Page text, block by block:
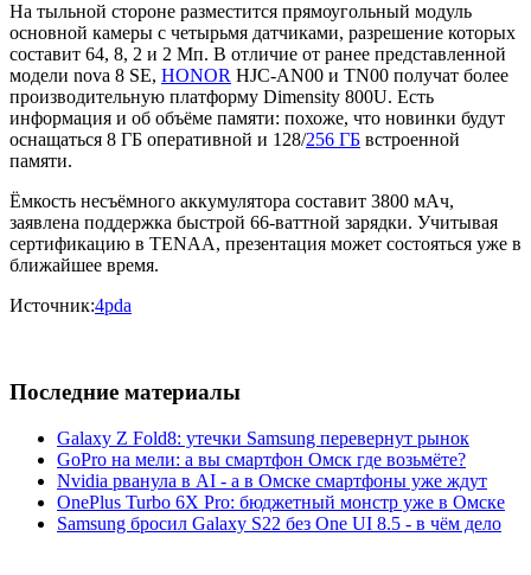
На тыльной стороне разместится прямоугольный модуль
основной камеры с четырьмя датчиками, разрешение которых
составит 64, 8, 2 и 2 Мп. В отличие от ранее представленной
модели nova 8 SE, HONOR HJC-AN00 и TN00 получат более
производительную платформу Dimensity 800U. Есть
информация и об объёме памяти: похоже, что новинки будут
оснащаться 8 ГБ оперативной и 128/256 ГБ встроенной
памяти.
Ёмкость несъёмного аккумулятора составит 3800 мАч,
заявлена поддержка быстрой 66-ваттной зарядки. Учитывая
сертификацию в TENAA, презентация может состояться уже в
ближайшее время.
Источник:4pda
Последние материалы
Galaxy Z Fold8: утечки Samsung перевернут рынок
GoPro на мели: а вы смартфон Омск где возьмёте?
Nvidia рванула в AI - а в Омске смартфоны уже ждут
OnePlus Turbo 6X Pro: бюджетный монстр уже в Омске
Samsung бросил Galaxy S22 без One UI 8.5 - в чём дело